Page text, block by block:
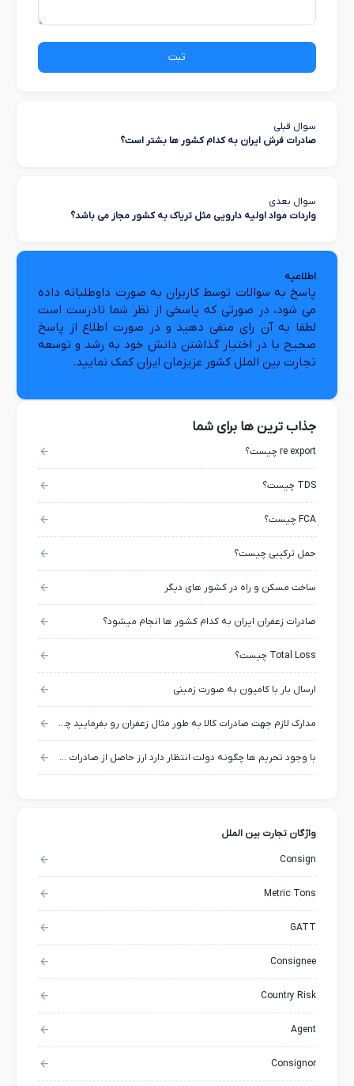
ثبت
سوال قبلی
صادرات فرش ایران به کدام کشور ها بشتر است؟
سوال بعدی
واردات مواد اولیه دارویی مثل تریاک به کشور مجاز می باشد؟
اطلاعیه
پاسخ به سوالات توسط کاربران به صورت داوطلبانه داده
می شود، در صورتی که پاسخی از نظر شما نادرست است
لطفا به آن رای منفی دهید و در صورت اطلاع از پاسخ
صحیح با در اختیار گذاشتن دانش خود به رشد و توسعه
تجارت بین الملل کشور عزیزمان ایران کمک نمایید.
جذاب ترین ها برای شما
re export چیست؟
TDS چیست؟
FCA چیست؟
حمل ترکیبی چیست؟
ساخت مسکن و راه در کشور های دیگر
صادرات زعفران ایران به کدام کشور ها انجام میشود؟
Total Loss چیست؟
ارسال بار با کامیون به صورت زمینی
مدارک لازم جهت صادرات کالا به طور مثال زعفران رو بفرمایید چه اسنادی و مدارکی لازم هست؟
با وجود تحریم ها چگونه دولت انتظار دارد ارز حاصل از صادرات بحسابش واریز شود ؟
واژگان تجارت بین الملل
Consign
Metric Tons
GATT
Consignee
Country Risk
Agent
Consignor